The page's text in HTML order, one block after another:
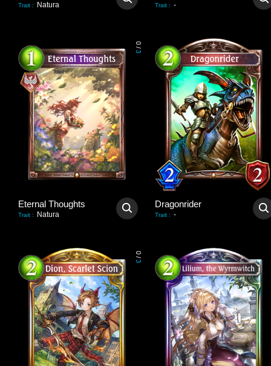
Trait : Natura Trait : -
0
/
3
Eternal Thoughts
Trait : Natura
Dragonrider
Trait : -
0
/
3